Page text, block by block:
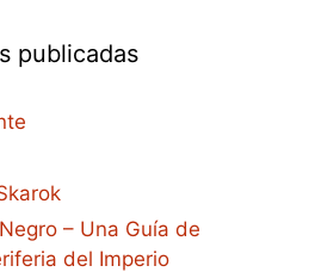
publicadas
– Una Guía de
del Imperio